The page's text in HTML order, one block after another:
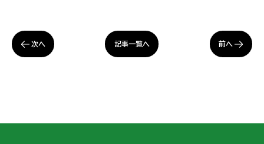
次へ 記事一覧へ 前へ